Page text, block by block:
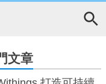
文章